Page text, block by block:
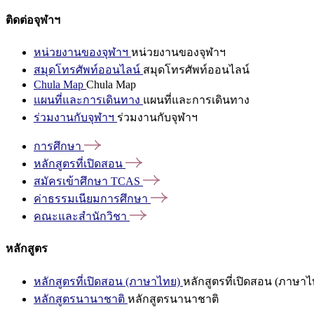
ติดต่อจุฬาฯ
หน่วยงานของจุฬาฯ หน่วยงานของจุฬาฯ
สมุดโทรศัพท์ออนไลน์ สมุดโทรศัพท์ออนไลน์
Chula Map Chula Map
แผนที่และการเดินทาง แผนที่และการเดินทาง
ร่วมงานกับจุฬาฯ ร่วมงานกับจุฬาฯ
การศึกษา
หลักสูตรที่เปิดสอน
สมัครเข้าศึกษา TCAS
ค่าธรรมเนียมการศึกษา
คณะและสำนักวิชา
หลักสูตร
หลักสูตรที่เปิดสอน (ภาษาไทย) หลักสูตรที่เปิดสอน (ภาษาไ
หลักสูตรนานาชาติ หลักสูตรนานาชาติ